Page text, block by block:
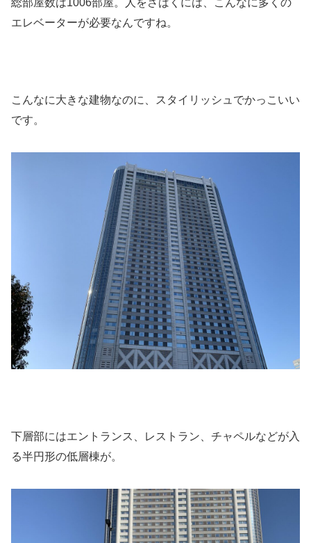
エレベーターが必要なんですね。
こんなに大きな建物なのに、スタイリッシュでかっこいい
です。
下層部にはエントランス、レストラン、チャペルなどが入
る半円形の低層棟が。